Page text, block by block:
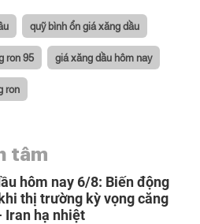
quỹ bình ổn giá xăng dầu
ron 95 giá xăng dầu hôm nay
ron
tâm
hôm nay 6/8: Biến động
thị trường kỳ vọng căng
Iran hạ nhiệt